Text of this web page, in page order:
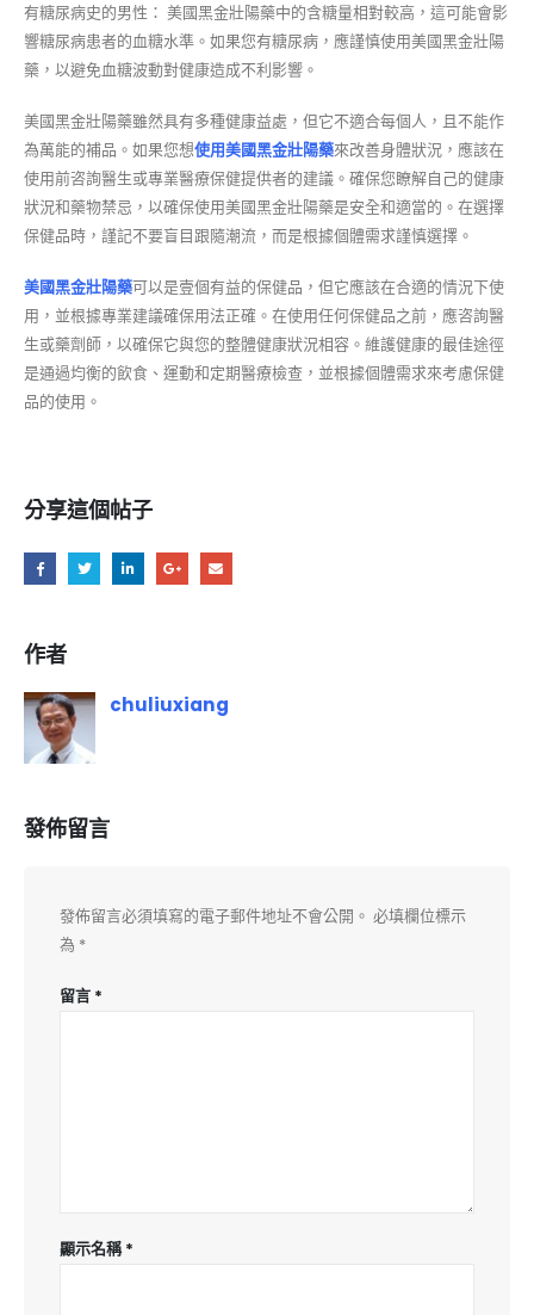
有糖尿病史的男性： 美國黑金壯陽藥中的含糖量相對較高，這可能會影
響糖尿病患者的血糖水準。如果您有糖尿病，應謹慎使用美國黑金壯陽
藥，以避免血糖波動對健康造成不利影響。
美國黑金壯陽藥雖然具有多種健康益處，但它不適合每個人，且不能作
為萬能的補品。如果您想使用美國黑金壯陽藥來改善身體狀況，應該在
使用前咨詢醫生或專業醫療保健提供者的建議。確保您瞭解自己的健康
狀況和藥物禁忌，以確保使用美國黑金壯陽藥是安全和適當的。在選擇
保健品時，謹記不要盲目跟隨潮流，而是根據個體需求謹慎選擇。
美國黑金壯陽藥可以是壹個有益的保健品，但它應該在合適的情況下使
用，並根據專業建議確保用法正確。在使用任何保健品之前，應咨詢醫
生或藥劑師，以確保它與您的整體健康狀況相容。維護健康的最佳途徑
是通過均衡的飲食、運動和定期醫療檢查，並根據個體需求來考慮保健
品的使用。
分享這個帖子
作者
chuliuxiang
發佈留言
發佈留言必須填寫的電子郵件地址不會公開。 必填欄位標示
為 *
留言 *
顯示名稱*